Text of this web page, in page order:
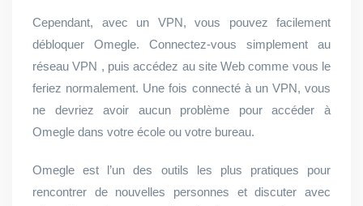
Cependant, avec un VPN, vous pouvez facilement
débloquer Omegle. Connectez-vous simplement au
réseau VPN , puis accédez au site Web comme vous le
feriez normalement. Une fois connecté à un VPN, vous
ne devriez avoir aucun problème pour accéder à
Omegle dans votre école ou votre bureau.
Omegle est l’un des outils les plus pratiques pour
rencontrer de nouvelles personnes et discuter avec